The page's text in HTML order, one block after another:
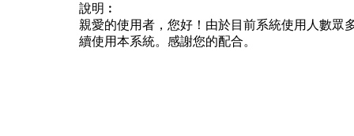
說明︰
親愛的使用者，您好！由於目前系統使用人數眾
續使用本系統。感謝您的配合。